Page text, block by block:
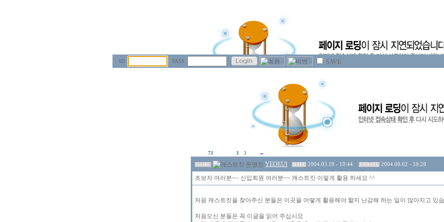
ID PASS SAVE
73 3 3
NAME YEOEUI DATE 2004.03.19 - 10:44 UPDATE 2004.08.02 - 10:28
초보자 여러분~~ 신입회원 여러분~~ 캐스트킷 이렇게 활용 하세요 ^^
처음 캐스트킷을 찾아주신 분들은 이곳을 어떻게 활용해야 할지 난감해 하는 일이 많아지고 있
처음오신 분들은 꼭 이글을 읽어 주십시요